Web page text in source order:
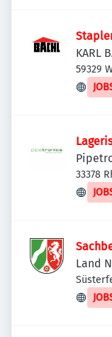
KARL
59329
33378
Land